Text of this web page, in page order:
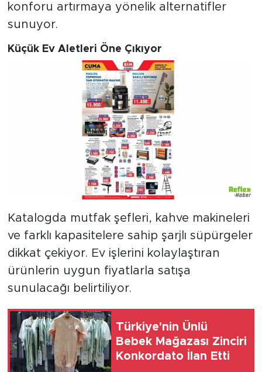
konforu artırmaya yönelik alternatifler
sunuyor.
Küçük Ev Aletleri Öne Çıkıyor
Katalogda mutfak şefleri, kahve makineleri
ve farklı kapasitelere sahip şarjlı süpürgeler
dikkat çekiyor. Ev işlerini kolaylaştıran
ürünlerin uygun fiyatlarla satışa
sunulacağı belirtiliyor.
Türkiye'nin Ünlü
Bebek Mağazası Zinciri
Konkordato İlan Etti